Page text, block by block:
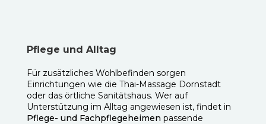
Pflege und Alltag
Für zusätzliches Wohlbefinden sorgen
Einrichtungen wie die Thai-Massage Dornstadt
oder das örtliche Sanitätshaus. Wer auf
Unterstützung im Alltag angewiesen ist, findet in
Pflege- und Fachpflegeheimen passende